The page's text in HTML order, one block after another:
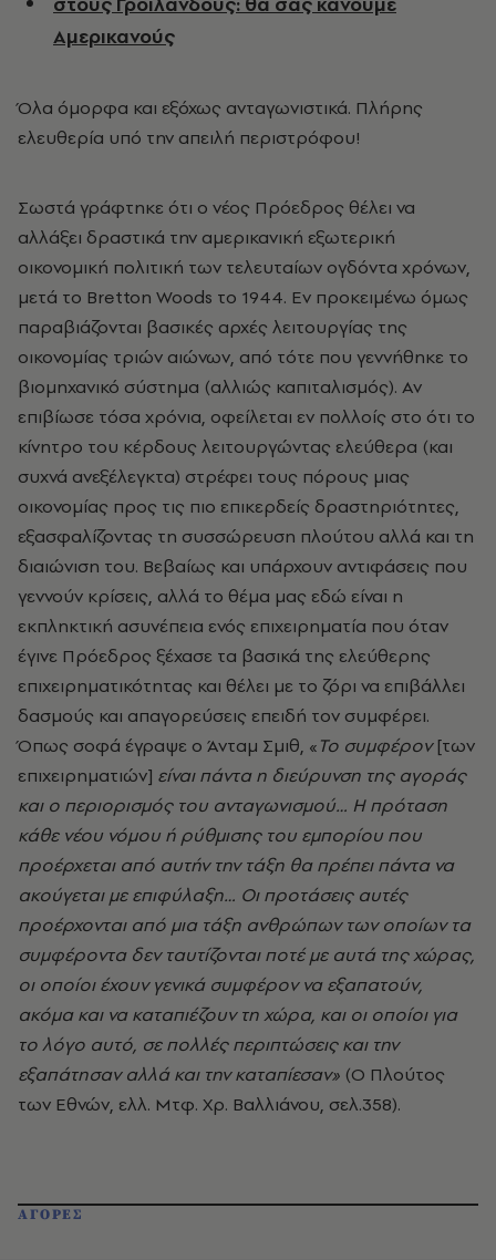
Αμερικανούς
Όλα όμορφα και εξόχως ανταγωνιστικά. Πλήρης
ελευθερία υπό την απειλή περιστρόφου!
Σωστά γράφτηκε ότι ο νέος Πρόεδρος θέλει να
αλλάξει δραστικά την αμερικανική εξωτερική
οικονομική πολιτική των τελευταίων ογδόντα χρόνων,
μετά το Bretton Woods το 1944. Εν προκειμένω όμως
παραβιάζονται βασικές αρχές λειτουργίας της
οικονομίας τριών αιώνων, από τότε που γεννήθηκε το
βιομηχανικό σύστημα (αλλιώς καπιταλισμός). Αν
επιβίωσε τόσα χρόνια, οφείλεται εν πολλοίς στο ότι το
κίνητρο του κέρδους λειτουργώντας ελεύθερα (και
συχνά ανεξέλεγκτα) στρέφει τους πόρους μιας
οικονομίας προς τις πιο επικερδείς δραστηριότητες,
εξασφαλίζοντας τη συσσώρευση πλούτου αλλά και τη
διαιώνιση του. Βεβαίως και υπάρχουν αντιφάσεις που
γεννούν κρίσεις, αλλά το θέμα μας εδώ είναι η
εκπληκτική ασυνέπεια ενός επιχειρηματία που όταν
έγινε Πρόεδρος ξέχασε τα βασικά της ελεύθερης
επιχειρηματικότητας και θέλει με το ζόρι να επιβάλλει
δασμούς και απαγορεύσεις επειδή τον συμφέρει.
Όπως σοφά έγραψε ο Άνταμ Σμιθ, «Το συμφέρον[των
επιχειρηματιών] είναι πάντα η διεύρυνση της αγοράς
και ο περιορισμός του ανταγωνισμού… Η πρόταση
κάθε νέου νόμου ή ρύθμισης του εμπορίου που
προέρχεται από αυτήν την τάξη θα πρέπει πάντα να
ακούγεται με επιφύλαξη… Οι προτάσεις αυτές
προέρχονται από μια τάξη ανθρώπων των οποίων τα
συμφέροντα δεν ταυτίζονται ποτέ με αυτά της χώρας,
οι οποίοι έχουν γενικά συμφέρον να εξαπατούν,
ακόμα και να καταπιέζουν τη χώρα, και οι οποίοι για
το λόγο αυτό, σε πολλές περιπτώσεις και την
εξαπάτησαν αλλά και την καταπίεσαν» (Ο Πλούτος
των Εθνών, ελλ. Μτφ. Χρ. Βαλλιάνου, σελ.358).
ΑΓΟΡΕΣ